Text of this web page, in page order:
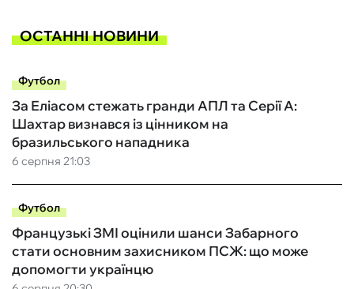
ОСТАННІ НОВИНИ
Футбол
6 серпня 21:03
За Еліасом стежать гранди АПЛ та Серії А:
Шахтар визнався із цінником на
бразильського нападника
Футбол
Французькі ЗМІ оцінили шанси Забарного
стати основним захисником ПСЖ: що може
допомогти українцю